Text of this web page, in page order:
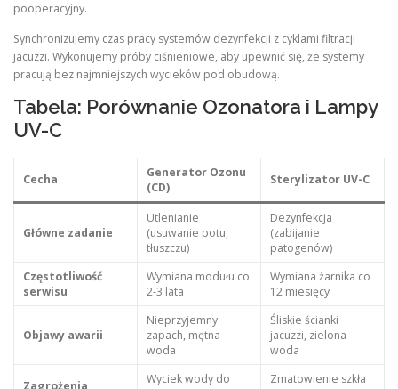
pooperacyjny.
Synchronizujemy czas pracy systemów dezynfekcji z cyklami filtracji
jacuzzi. Wykonujemy próby ciśnieniowe, aby upewnić się, że systemy
pracują bez najmniejszych wycieków pod obudową.
Tabela: Porównanie Ozonatora i Lampy
UV-C
Cecha
Generator Ozonu
(CD)
Sterylizator UV-C
Główne zadanie
Utlenianie
(usuwanie potu,
tłuszczu)
Dezynfekcja
(zabijanie
patogenów)
Częstotliwość
serwisu
Wymiana modułu co
2-3 lata
Wymiana żarnika co
12 miesięcy
Objawy awarii
Nieprzyjemny
zapach, mętna
woda
Śliskie ścianki
jacuzzi, zielona
woda
Zagrożenia
Wyciek wody do
Zmatowienie szkła